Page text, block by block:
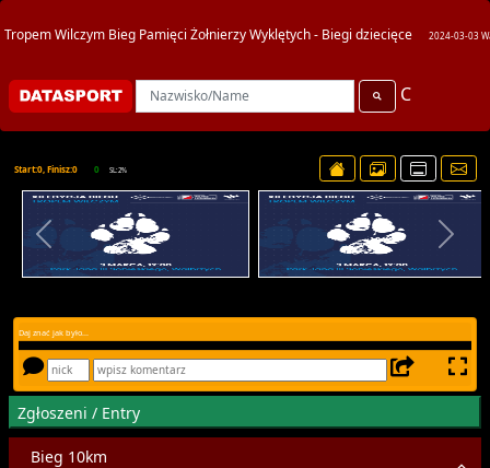
Tropem Wilczym Bieg Pamięci Żołnierzy Wyklętych - Biegi dziecięce 2024-03-03
C
Start:0, Finisz:0 0 SL:2%
Daj znać jak było...
Zgłoszeni / Entry
Bieg 10km